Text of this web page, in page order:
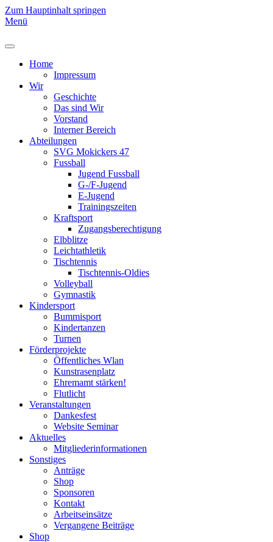
Zum Hauptinhalt springen
Menü
Home
Impressum
Wir
Geschichte
Das sind Wir
Vorstand
Interner Bereich
Abteilungen
SVG Mokickers 47
Fussball
Jugend Fussball
G-/F-Jugend
E-Jugend
Trainingszeiten
Kraftsport
Zugangsberechtigung
Elbblitze
Leichtathletik
Tischtennis
Tischtennis-Oldies
Volleyball
Gymnastik
Kindersport
Bummisport
Kindertanzen
Turnen
Förderprojekte
Öffentliches Wlan
Kunstrasenplatz
Ehremamt stärken!
Flutlicht
Veranstaltungen
Dankesfest
Website Seminar
Aktuelles
Mitgliederinformationen
Sonstiges
Anträge
Shop
Sponsoren
Kontakt
Arbeitseinsätze
Vergangene Beiträge
Shop